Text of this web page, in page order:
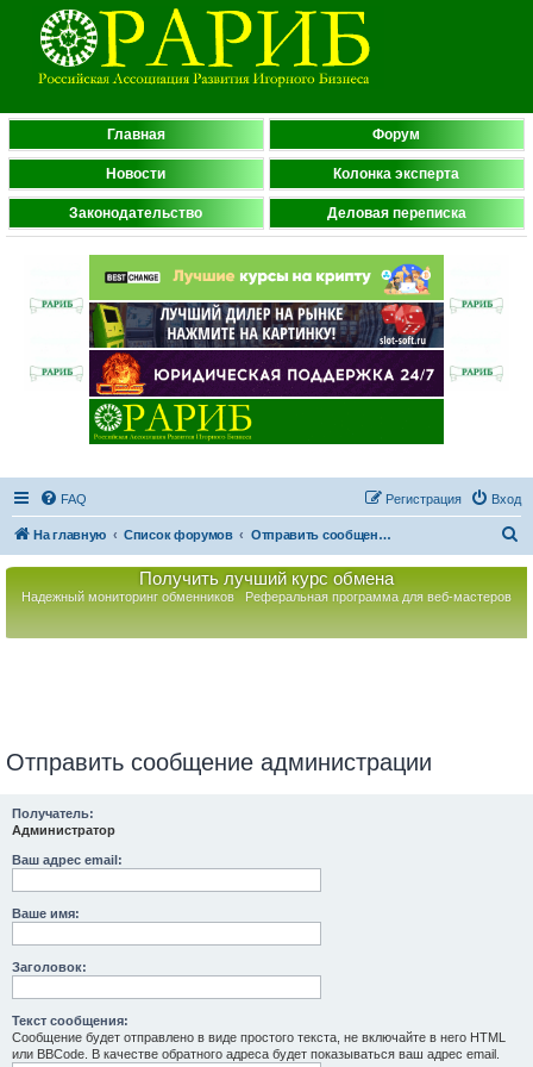
Главная Форум
Новости Колонка эксперта
Законодательство Деловая переписка
FAQ Вход
Регистрация
На главную Список форумов Отправить сообщение администрации
Получить лучший курс обмена
Надежный мониторинг обменников Реферальная программа для веб-мастеров
Отправить сообщение администрации
Получатель:
Администратор
Ваш адрес email:
Ваше имя:
Заголовок:
Текст сообщения:
Сообщение будет отправлено в виде простого текста, не включайте в него HTML
или BBCode. В качестве обратного адреса будет показываться ваш адрес email.